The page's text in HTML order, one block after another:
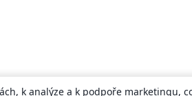
k analýze a k podpoře marketingu,